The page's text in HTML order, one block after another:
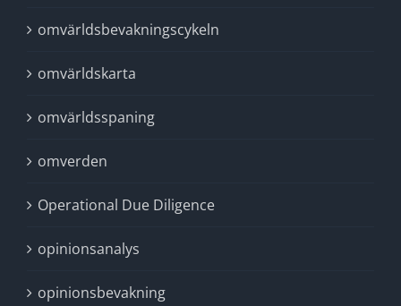
omvärldsbevakningscykeln
omvärldskarta
omvärldsspaning
omverden
Operational Due Diligence
opinionsanalys
opinionsbevakning